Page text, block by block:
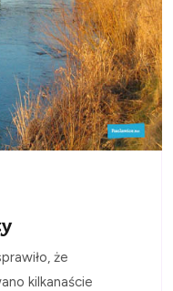
że
kilkanaście